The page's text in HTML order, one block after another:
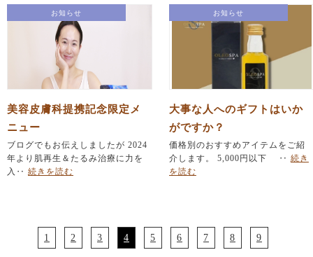
お知らせ
美容皮膚科提携記念限定メ
ニュー
ブログでもお伝えしましたが 2024
年より肌再生＆たるみ治療に力を
入‥ 続きを読む
お知らせ
大事な人へのギフトはいか
がですか？
価格別のおすすめアイテムをご紹
介します。 5,000円以下 ‥ 続き
を読む
1 2 3 4 5 6 7 8 9